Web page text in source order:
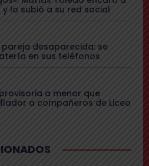
lo subió a su red social
desaparecida: se
en sus teléfonos
a menor que
a compañeros de Liceo